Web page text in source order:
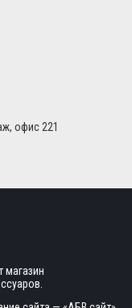
офис 221
магазин